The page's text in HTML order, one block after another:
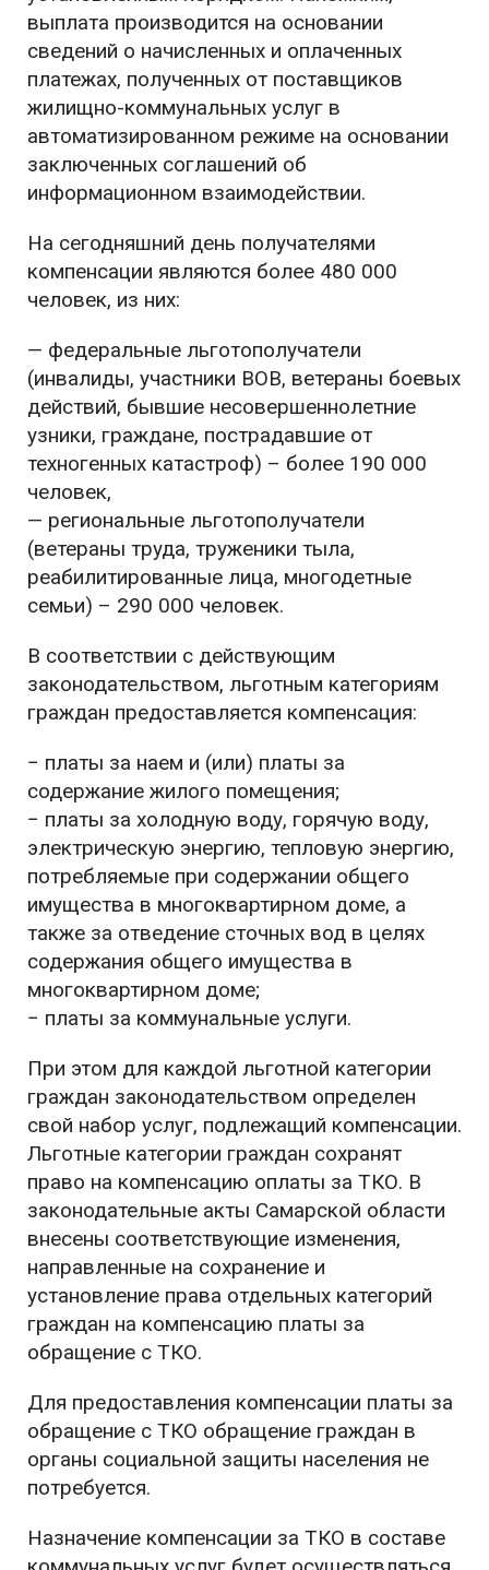
выплата производится на основании
сведений о начисленных и оплаченных
платежах, полученных от поставщиков
жилищно-коммунальных услуг в
автоматизированном режиме на основании
заключенных соглашений об
информационном взаимодействии.
На сегодняшний день получателями
компенсации являются более 480 000
человек, из них:
— федеральные льготополучатели
(инвалиды, участники ВОВ, ветераны боевых
действий, бывшие несовершеннолетние
узники, граждане, пострадавшие от
техногенных катастроф) – более 190 000
человек,
— региональные льготополучатели
(ветераны труда, труженики тыла,
реабилитированные лица, многодетные
семьи) – 290 000 человек.
В соответствии с действующим
законодательством, льготным категориям
граждан предоставляется компенсация:
− платы за наем и (или) платы за
содержание жилого помещения;
− платы за холодную воду, горячую воду,
электрическую энергию, тепловую энергию,
потребляемые при содержании общего
имущества в многоквартирном доме, а
также за отведение сточных вод в целях
содержания общего имущества в
многоквартирном доме;
− платы за коммунальные услуги.
При этом для каждой льготной категории
граждан законодательством определен
свой набор услуг, подлежащий компенсации.
Льготные категории граждан сохранят
право на компенсацию оплаты за ТКО. В
законодательные акты Самарской области
внесены соответствующие изменения,
направленные на сохранение и
установление права отдельных категорий
граждан на компенсацию платы за
обращение с ТКО.
Для предоставления компенсации платы за
обращение с ТКО обращение граждан в
органы социальной защиты населения не
потребуется.
Назначение компенсации за ТКО в составе